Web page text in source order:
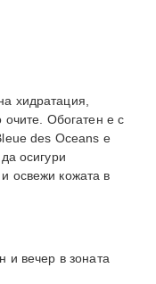
хидратация,
очите. Обогатен е с
des Oceans е
осигури
освежи кожата в
и вечер в зоната